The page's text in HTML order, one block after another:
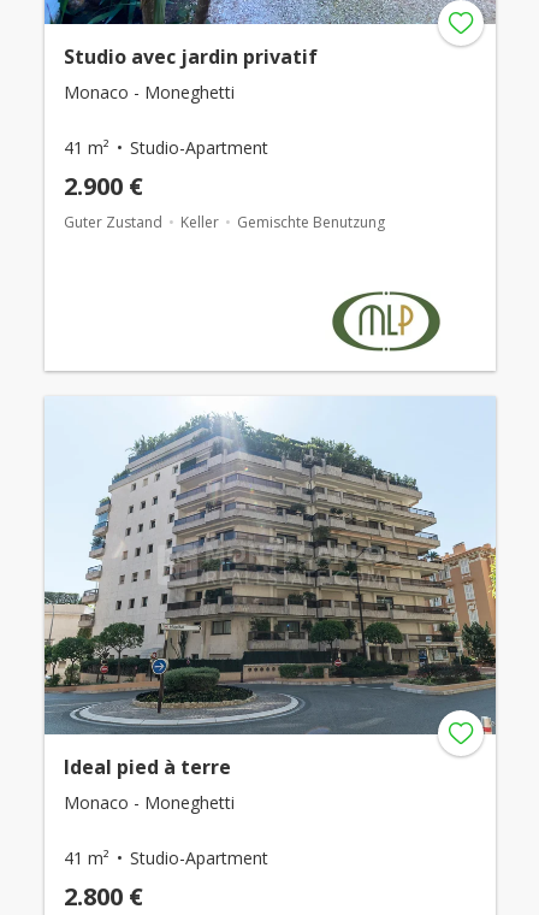
Studio avec jardin privatif
Monaco - Moneghetti
41 m² Studio-Apartment
2.900 €
Guter Zustand Keller Gemischte Benutzung
Ideal pied à terre
Monaco - Moneghetti
41 m² Studio-Apartment
2.800 €